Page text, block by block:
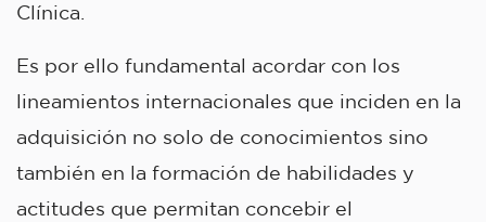
Clínica.
Es por ello fundamental acordar con los
lineamientos internacionales que inciden en la
adquisición no solo de conocimientos sino
también en la formación de habilidades y
actitudes que permitan concebir el